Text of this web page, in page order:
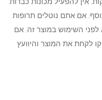
אם אתם נוטלים תרופות
לפני השימוש במוצר זה. אם
לקחת את המוצר והיוועץ